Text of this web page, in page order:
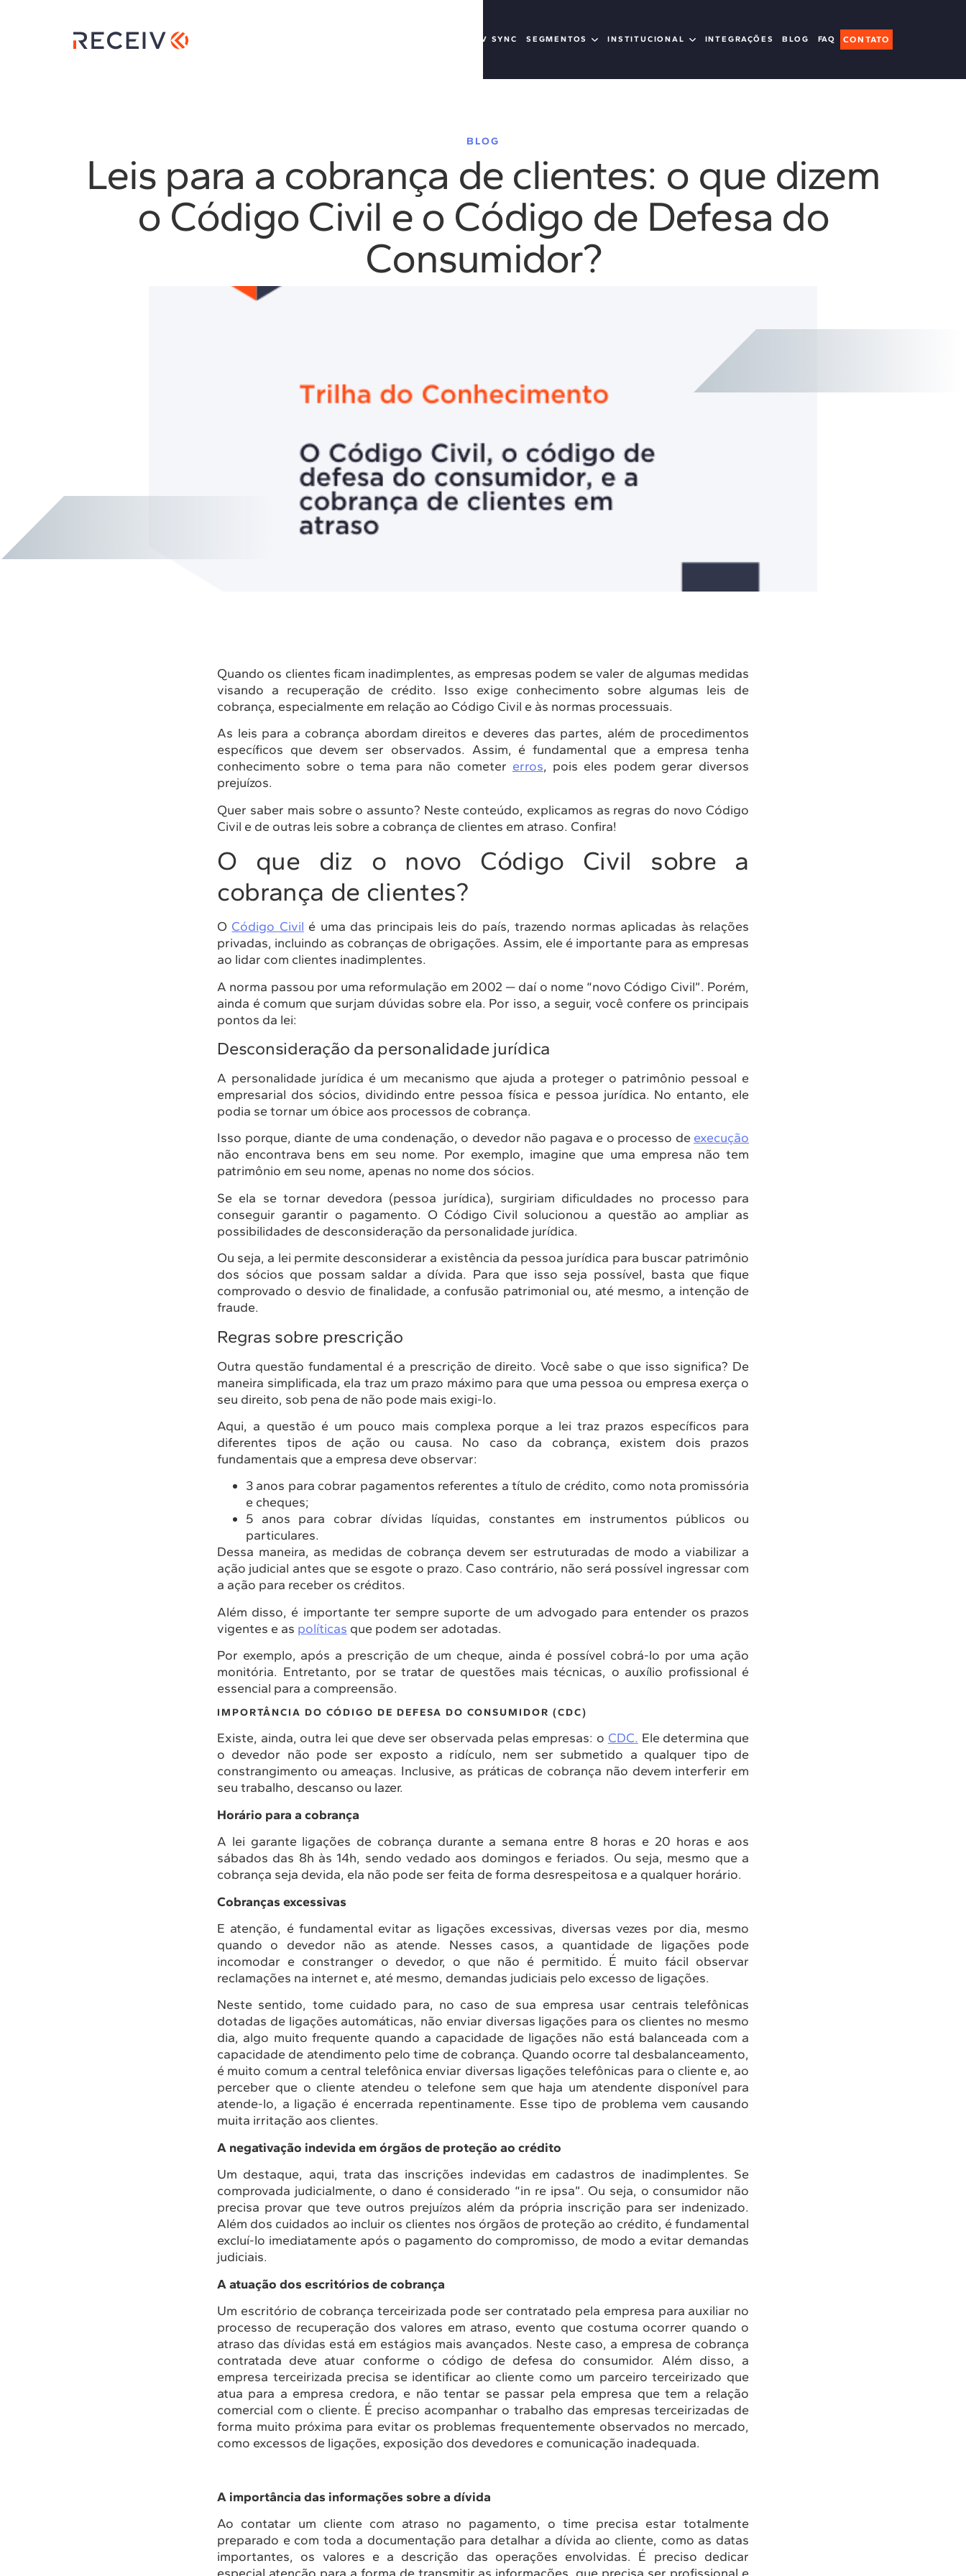
RECEIV SYNC SEGMENTOS INSTITUCIONAL INTEGRAÇÕES BLOG FAQ CONTATO
BLOG
Leis para a cobrança de clientes: o que dizem
o Código Civil e o Código de Defesa do
Consumidor?
Quando os clientes ficam inadimplentes, as empresas podem se valer de algumas medidas
visando a recuperação de crédito. Isso exige conhecimento sobre algumas leis de
cobrança, especialmente em relação ao Código Civil e às normas processuais.
As leis para a cobrança abordam direitos e deveres das partes, além de procedimentos
específicos que devem ser observados. Assim, é fundamental que a empresa tenha
conhecimento sobre o tema para não cometer erros, pois eles podem gerar diversos
prejuízos.
Quer saber mais sobre o assunto? Neste conteúdo, explicamos as regras do novo Código
Civil e de outras leis sobre a cobrança de clientes em atraso. Confira!
O que diz o novo Código Civil sobre a
cobrança de clientes?
O Código Civil é uma das principais leis do país, trazendo normas aplicadas às relações
privadas, incluindo as cobranças de obrigações. Assim, ele é importante para as empresas
ao lidar com clientes inadimplentes.
A norma passou por uma reformulação em 2002 — daí o nome “novo Código Civil”. Porém,
ainda é comum que surjam dúvidas sobre ela. Por isso, a seguir, você confere os principais
pontos da lei:
Desconsideração da personalidade jurídica
A personalidade jurídica é um mecanismo que ajuda a proteger o patrimônio pessoal e
empresarial dos sócios, dividindo entre pessoa física e pessoa jurídica. No entanto, ele
podia se tornar um óbice aos processos de cobrança.
Isso porque, diante de uma condenação, o devedor não pagava e o processo de execução
não encontrava bens em seu nome. Por exemplo, imagine que uma empresa não tem
patrimônio em seu nome, apenas no nome dos sócios.
Se ela se tornar devedora (pessoa jurídica), surgiriam dificuldades no processo para
conseguir garantir o pagamento. O Código Civil solucionou a questão ao ampliar as
possibilidades de desconsideração da personalidade jurídica.
Ou seja, a lei permite desconsiderar a existência da pessoa jurídica para buscar patrimônio
dos sócios que possam saldar a dívida. Para que isso seja possível, basta que fique
comprovado o desvio de finalidade, a confusão patrimonial ou, até mesmo, a intenção de
fraude.
Regras sobre prescrição
Outra questão fundamental é a prescrição de direito. Você sabe o que isso significa? De
maneira simplificada, ela traz um prazo máximo para que uma pessoa ou empresa exerça o
seu direito, sob pena de não pode mais exigi-lo.
Aqui, a questão é um pouco mais complexa porque a lei traz prazos específicos para
diferentes tipos de ação ou causa. No caso da cobrança, existem dois prazos
fundamentais que a empresa deve observar:
3 anos para cobrar pagamentos referentes a título de crédito, como nota promissória
e cheques;
5 anos para cobrar dívidas líquidas, constantes em instrumentos públicos ou
particulares.
Dessa maneira, as medidas de cobrança devem ser estruturadas de modo a viabilizar a
ação judicial antes que se esgote o prazo. Caso contrário, não será possível ingressar com
a ação para receber os créditos.
Além disso, é importante ter sempre suporte de um advogado para entender os prazos
vigentes e as políticas que podem ser adotadas.
Por exemplo, após a prescrição de um cheque, ainda é possível cobrá-lo por uma ação
monitória. Entretanto, por se tratar de questões mais técnicas, o auxílio profissional é
essencial para a compreensão.
IMPORTÂNCIA DO CÓDIGO DE DEFESA DO CONSUMIDOR (CDC)
Existe, ainda, outra lei que deve ser observada pelas empresas: o CDC. Ele determina que
o devedor não pode ser exposto a ridículo, nem ser submetido a qualquer tipo de
constrangimento ou ameaças. Inclusive, as práticas de cobrança não devem interferir em
seu trabalho, descanso ou lazer.
Horário para a cobrança
A lei garante ligações de cobrança durante a semana entre 8 horas e 20 horas e aos
sábados das 8h às 14h, sendo vedado aos domingos e feriados. Ou seja, mesmo que a
cobrança seja devida, ela não pode ser feita de forma desrespeitosa e a qualquer horário.
Cobranças excessivas
E atenção, é fundamental evitar as ligações excessivas, diversas vezes por dia, mesmo
quando o devedor não as atende. Nesses casos, a quantidade de ligações pode
incomodar e constranger o devedor, o que não é permitido. É muito fácil observar
reclamações na internet e, até mesmo, demandas judiciais pelo excesso de ligações.
Neste sentido, tome cuidado para, no caso de sua empresa usar centrais telefônicas
dotadas de ligações automáticas, não enviar diversas ligações para os clientes no mesmo
dia, algo muito frequente quando a capacidade de ligações não está balanceada com a
capacidade de atendimento pelo time de cobrança. Quando ocorre tal desbalanceamento,
é muito comum a central telefônica enviar diversas ligações telefônicas para o cliente e, ao
perceber que o cliente atendeu o telefone sem que haja um atendente disponível para
atende-lo, a ligação é encerrada repentinamente. Esse tipo de problema vem causando
muita irritação aos clientes.
A negativação indevida em órgãos de proteção ao crédito
Um destaque, aqui, trata das inscrições indevidas em cadastros de inadimplentes. Se
comprovada judicialmente, o dano é considerado “in re ipsa”. Ou seja, o consumidor não
precisa provar que teve outros prejuízos além da própria inscrição para ser indenizado.
Além dos cuidados ao incluir os clientes nos órgãos de proteção ao crédito, é fundamental
excluí-lo imediatamente após o pagamento do compromisso, de modo a evitar demandas
judiciais.
A atuação dos escritórios de cobrança
Um escritório de cobrança terceirizada pode ser contratado pela empresa para auxiliar no
processo de recuperação dos valores em atraso, evento que costuma ocorrer quando o
atraso das dívidas está em estágios mais avançados. Neste caso, a empresa de cobrança
contratada deve atuar conforme o código de defesa do consumidor. Além disso, a
empresa terceirizada precisa se identificar ao cliente como um parceiro terceirizado que
atua para a empresa credora, e não tentar se passar pela empresa que tem a relação
comercial com o cliente. É preciso acompanhar o trabalho das empresas terceirizadas de
forma muito próxima para evitar os problemas frequentemente observados no mercado,
como excessos de ligações, exposição dos devedores e comunicação inadequada.
A importância das informações sobre a dívida
Ao contatar um cliente com atraso no pagamento, o time precisa estar totalmente
preparado e com toda a documentação para detalhar a dívida ao cliente, como as datas
importantes, os valores e a descrição das operações envolvidas. É preciso dedicar